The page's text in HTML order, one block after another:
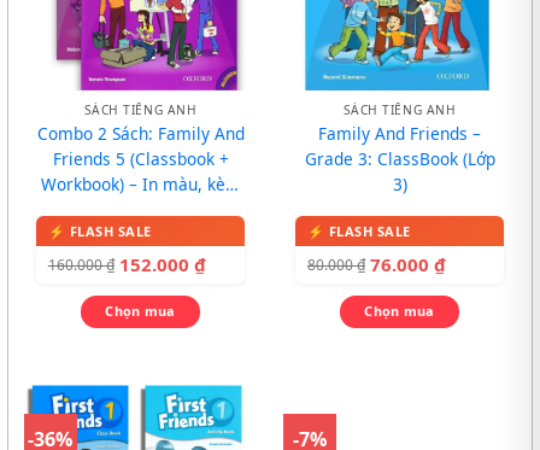
SÁCH TIẾNG ANH
Combo 2 Sách: Family And
Friends 5 (Classbook +
Workbook) – In màu, kèm
160.000₫ 152.000 ₫
Chọn mua
SÁCH TIẾNG ANH
Family And Friends –
Grade 3: ClassBook (Lớp
3)
80.000₫ 76.000 ₫
Chọn mua
-36% -7%